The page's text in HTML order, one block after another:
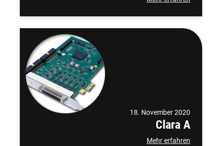
18. November 2020
Clara A
Mehr erfahren